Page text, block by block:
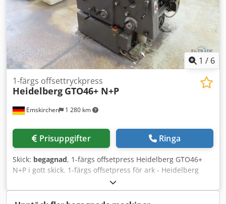
1 / 6
Emskirchen 1 280 km
1-färgs offsettryckpress
Heidelberg GTO46+ N+P
Prisuppgifter Ringa
Skick: begagnad, 1-färgs offsetpress Heidelberg GTO46+
N+P i gott skick. 1-färgs offsetpress för ark - Heidelberg
GTO46+ N+P Årsmodell 1989 - Serienummer 698328 Max
format: 140 x 180 / 320 x 460 mm Fuktverk: VARN Compac
Plus-version med numrerings- och perforeringsenhet N+P